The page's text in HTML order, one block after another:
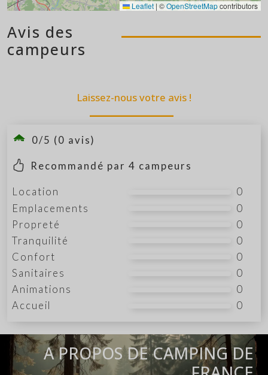
Leaflet | ©OpenStreetMapcontributors
Avis des
campeurs
Laissez-nous votre avis !
0/5 (0 avis)
Recommandé par 4 campeurs
Location
0
Emplacements
0
Propreté
0
Tranquilité
0
Confort
0
Sanitaires
0
Animations
0
Accueil
0
A PROPOS DE CAMPING DE